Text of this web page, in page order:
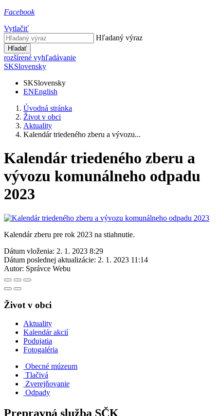
Facebook
Vytlačiť
Hľadaný výraz
Hľadať
rozšírené vyhľadávanie
SKSlovensky
SKSlovensky
ENEnglish
Úvodná stránka
Život v obci
Aktuality
Kalendár triedeného zberu a vývozu...
Kalendár triedeného zberu a
vývozu komunálneho odpadu
2023
Kalendár zberu pre rok 2023 na stiahnutie.
Dátum vloženia: 2. 1. 2023 8:29
Dátum poslednej aktualizácie: 2. 1. 2023 11:14
Autor: Správce Webu
Život v obci
Aktuality
Kalendár akcií
Podujatia
Fotogaléria
Obecné múzeum
Tlačivá
Zverejňovanie
Odpady
Prepravná služba SČK